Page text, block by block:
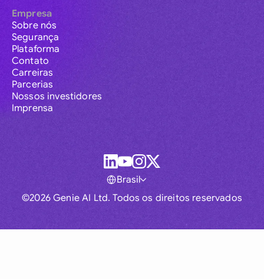
Empresa
Sobre nós
Segurança
Plataforma
Contato
Carreiras
Parcerias
Nossos investidores
Imprensa
©2026 Genie AI Ltd. Todos os direitos reservados
Brasil
Global